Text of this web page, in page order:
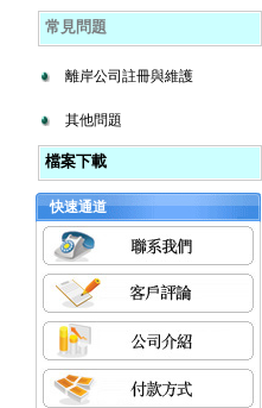
常見問題
離岸公司註冊與維護
其他問題
檔案下載
快速通道